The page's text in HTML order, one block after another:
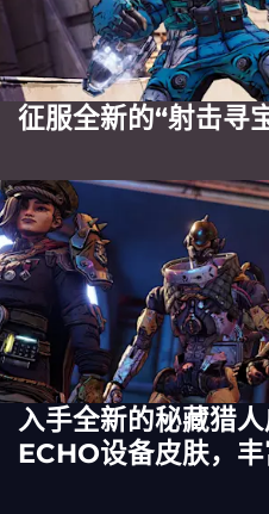
征服全新的“射击寻
入手全新的秘藏猎
ECHO设备皮肤，丰